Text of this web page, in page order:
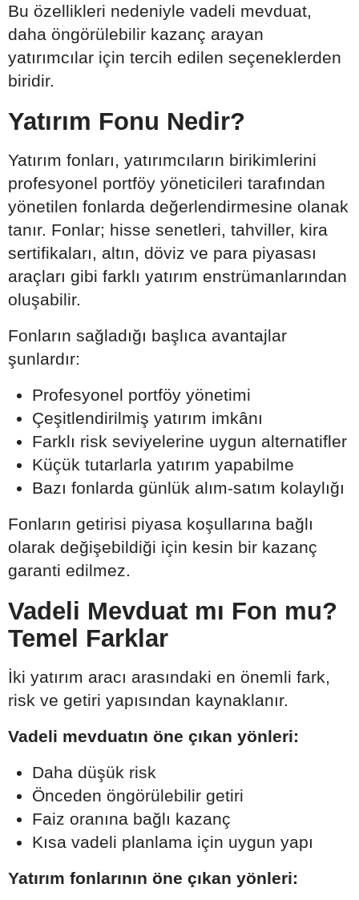
Bu özellikleri nedeniyle vadeli mevduat,
daha öngörülebilir kazanç arayan
yatırımcılar için tercih edilen seçeneklerden
biridir.
Yatırım Fonu Nedir?
Yatırım fonları, yatırımcıların birikimlerini
profesyonel portföy yöneticileri tarafından
yönetilen fonlarda değerlendirmesine olanak
tanır. Fonlar; hisse senetleri, tahviller, kira
sertifikaları, altın, döviz ve para piyasası
araçları gibi farklı yatırım enstrümanlarından
oluşabilir.
Fonların sağladığı başlıca avantajlar
şunlardır:
Profesyonel portföy yönetimi
Çeşitlendirilmiş yatırım imkânı
Farklı risk seviyelerine uygun alternatifler
Küçük tutarlarla yatırım yapabilme
Bazı fonlarda günlük alım-satım kolaylığı
Fonların getirisi piyasa koşullarına bağlı
olarak değişebildiği için kesin bir kazanç
garanti edilmez.
Vadeli Mevduat mı Fon mu?
Temel Farklar
İki yatırım aracı arasındaki en önemli fark,
risk ve getiri yapısından kaynaklanır.
Vadeli mevduatın öne çıkan yönleri:
Daha düşük risk
Önceden öngörülebilir getiri
Faiz oranına bağlı kazanç
Kısa vadeli planlama için uygun yapı
Yatırım fonlarının öne çıkan yönleri: